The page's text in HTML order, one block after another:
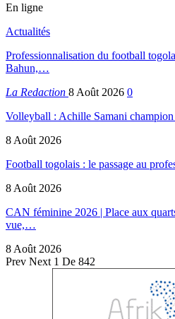
En ligne
Actualités
Professionnalisation du football
Bahun,…
La Redaction 8 Août 2026 0
Volleyball : Achille Samani
8 Août 2026
Football togolais : le passage au
8 Août 2026
CAN féminine 2026 | Place aux
vue,…
8 Août 2026
Prev Next 1 De 842